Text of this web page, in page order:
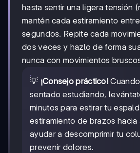
hasta sentir una ligera tensión
mantén cada estiramiento
segundos. Repite cada
dos veces y hazlo de forma
nunca con movimientos
💡 ¡Consejo práctico!
sentado estudiando,
minutos para estirar tu
estiramiento de brazos hacia
ayudar a descomprimir tu
prevenir dolores.